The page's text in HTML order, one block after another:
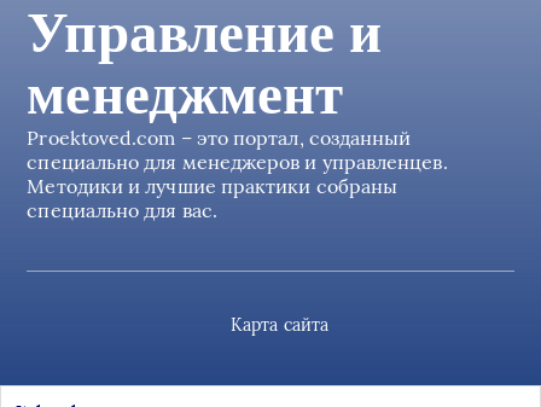
Управление и
менеджмент
Proektoved.com – это портал, созданный
специально для менеджеров и управленцев.
Методики и лучшие практики собраны
специально для вас.
Карта сайта